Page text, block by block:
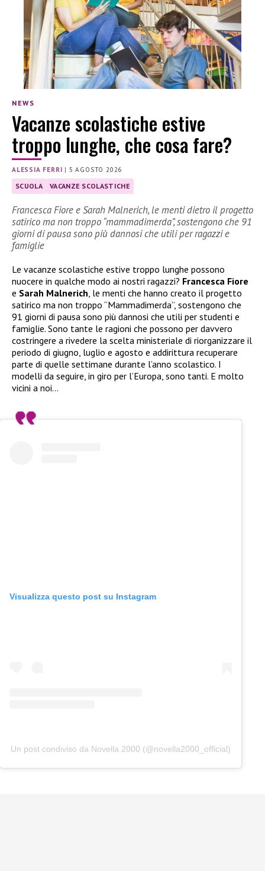
NEWS
Vacanze scolastiche estive
troppo lunghe, che cosa fare?
ALESSIA FERRI | 5 AGOSTO 2026
SCUOLA VACANZE SCOLASTICHE
Francesca Fiore e Sarah Malnerich, le menti dietro il progetto
satirico ma non troppo “mammadimerda”, sostengono che 91
giorni di pausa sono più dannosi che utili per ragazzi e
famiglie
Le vacanze scolastiche estive troppo lunghe possono
nuocere in qualche modo ai nostri ragazzi? Francesca Fiore
e Sarah Malnerich, le menti che hanno creato il progetto
satirico ma non troppo “Mammadimerda”, sostengono che
91 giorni di pausa sono più dannosi che utili per studenti e
famiglie. Sono tante le ragioni che possono per davvero
costringere a rivedere la scelta ministeriale di riorganizzare il
periodo di giugno, luglio e agosto e addirittura recuperare
parte di quelle settimane durante l’anno scolastico. I
modelli da seguire, in giro per l’Europa, sono tanti. E molto
vicini a noi…
Visualizza questo post su Instagram
Un post condiviso da Novella 2000 (@novella2000_official)